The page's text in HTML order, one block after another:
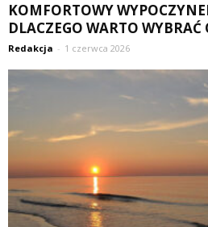
KOMFORTOWY
DLACZEGO WARTO WYBRAĆ
Redakcja - 1 czerwca 2026